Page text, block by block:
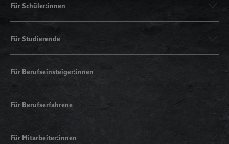
Für Schüler:innen
Für Studierende
Für Berufseinsteiger:innen
Für Berufserfahrene
Für Mitarbeiter:innen